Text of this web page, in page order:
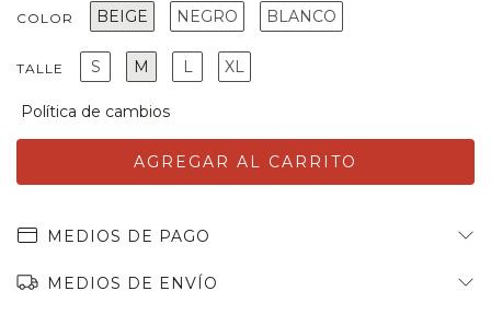
COLOR BEIGE NEGRO BLANCO
TALLE S M L XL
MEDIOS DE PAGO
MEDIOS DE ENVÍO